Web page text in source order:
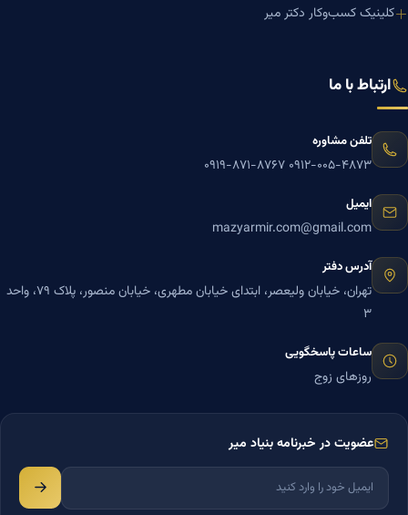
کلینیک کسب‌وکار دکتر میر
ارتباط با ما
تلفن مشاوره
۰۹۱۲-۰۰۵-۴۸۷۳ ۰۹۱۹-۸۷۱-۸۷۶۷
ایمیل
mazyarmir.com@gmail.com
آدرس دفتر
تهران، خیابان ولیعصر، ابتدای خیابان مطهری، خیابان منصور، پلاک ۷۹، واحد
۳
ساعات پاسخگویی
روزهای زوج
عضویت در خبرنامه بنیاد میر